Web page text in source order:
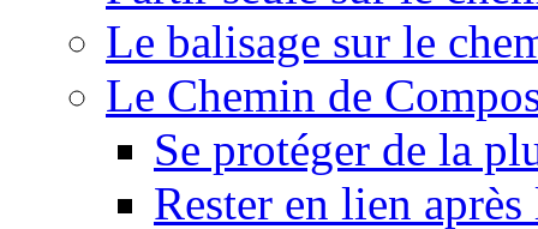
Le balisage sur le
Le Chemin de
Se protéger de la
Rester en lien